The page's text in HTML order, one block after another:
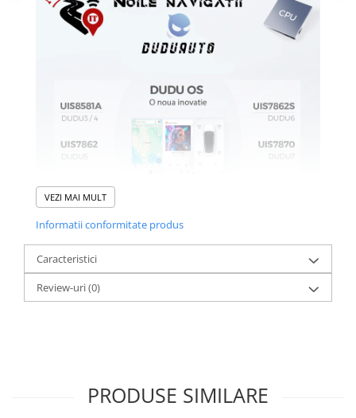
VEZI MAI MULT
Informatii conformitate produs
Caracteristici
Review-uri(0)
PRODUSE SIMILARE